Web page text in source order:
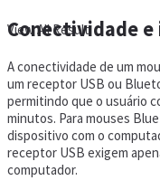
View All Result
Conectividade
A conectividade de um
um receptor USB ou
permitindo que o usuário
minutos. Para mouses
dispositivo com o
receptor USB exigem
computador.